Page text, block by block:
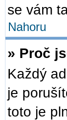
se vám
Nahoru
» Proč
Každý
je
toto je